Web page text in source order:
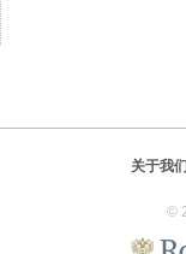
旅游
关于我们
©